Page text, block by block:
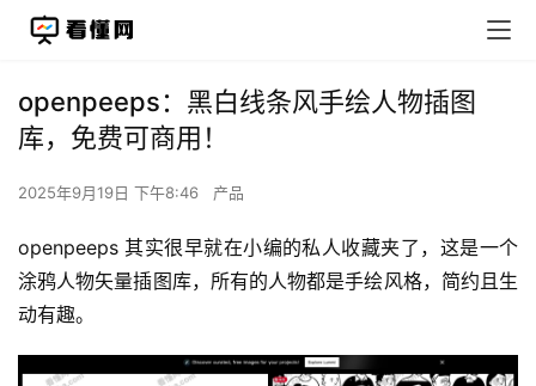
openpeeps：黑白线条风手绘人物插图
库，免费可商用！
2025年9月19日 下午8:46 产品
openpeeps 其实很早就在小编的私人收藏夹了，这是一个
涂鸦人物矢量插图库，所有的人物都是手绘风格，简约且生
动有趣。